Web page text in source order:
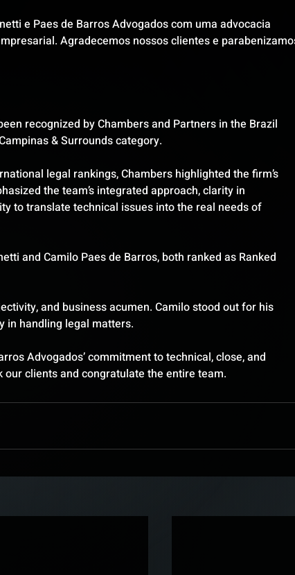
e Paes de Barros Advogados com uma advocacia
Agradecemos nossos clientes e
recognized by Chambers and Partners in the Brazil
& Surrounds category.
legal rankings, Chambers highlighted the firm’s
the team’s integrated approach, clarity in
to translate technical issues into the real needs of
and Camilo Paes de Barros, both ranked as Ranked
and business acumen. Camilo stood out for his
in handling legal matters.
Advogados’ commitment to technical, close, and
clients and congratulate the entire team.